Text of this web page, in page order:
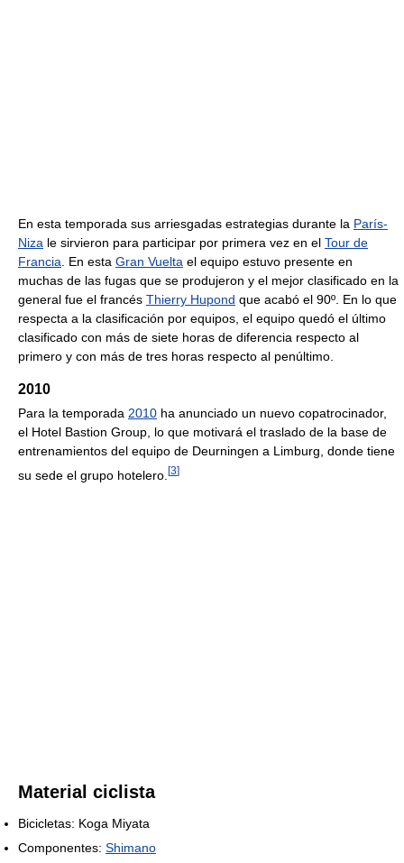
En esta temporada sus arriesgadas estrategias durante la París-
Niza le sirvieron para participar por primera vez en el Tour de
Francia. En esta Gran Vuelta el equipo estuvo presente en
muchas de las fugas que se produjeron y el mejor clasificado en la
general fue el francés Thierry Hupond que acabó el 90º. En lo que
respecta a la clasificación por equipos, el equipo quedó el último
clasificado con más de siete horas de diferencia respecto al
primero y con más de tres horas respecto al penúltimo.
2010
Para la temporada 2010 ha anunciado un nuevo copatrocinador,
el Hotel Bastion Group, lo que motivará el traslado de la base de
entrenamientos del equipo de Deurningen a Limburg, donde tiene
su sede el grupo hotelero. [3]
Material ciclista
Bicicletas: Koga Miyata
Componentes: Shimano